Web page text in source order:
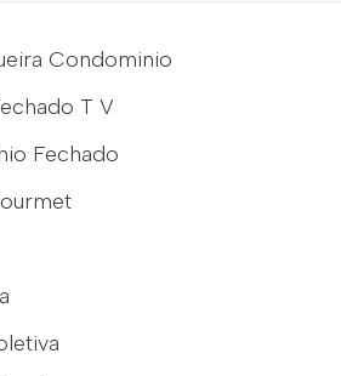
Condominio
T V
Fechado